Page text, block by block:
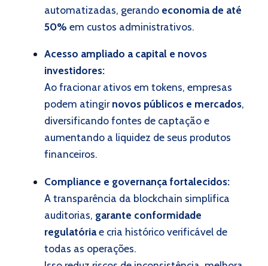
automatizadas, gerando economia de até
50% em custos administrativos.
Acesso ampliado a capital e novos
investidores:
Ao fracionar ativos em tokens, empresas
podem atingirnovos públicos e mercados,
diversificando fontes de captação e
aumentando a liquidez de seus produtos
financeiros.
Compliance e governança fortalecidos:
A transparência da blockchain simplifica
auditorias, garante conformidade
regulatóriae cria histórico verificável de
todas as operações.